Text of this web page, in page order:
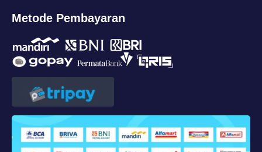
Metode Pembayaran